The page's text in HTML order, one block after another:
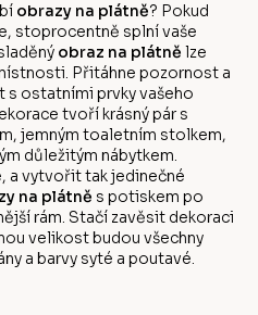
obrazy na plátně? Pokud
stoprocentně splní vaše
obraz na plátně lze
Přitáhne pozornost a
s ostatními prvky vašeho
tvoří krásný pár s
jemným toaletním stolkem,
důležitým nábytkem.
a vytvořit tak jedinečné
na plátně s potiskem po
rám. Stačí zavěsit dekoraci
velikost budou všechny
a barvy syté a poutavé.